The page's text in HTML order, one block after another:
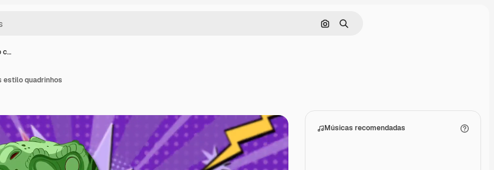
Pesquisar por imagem
Buscar
c…
Músicas recomendadas
estilo quadrinhos